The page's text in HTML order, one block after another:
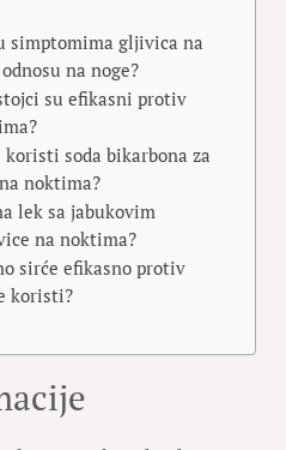
simptomima gljivica na
na noge?
su efikasni protiv
soda bikarbona za
noktima?
lek sa jabukovim
na noktima?
sirće efikasno protiv
koristi?